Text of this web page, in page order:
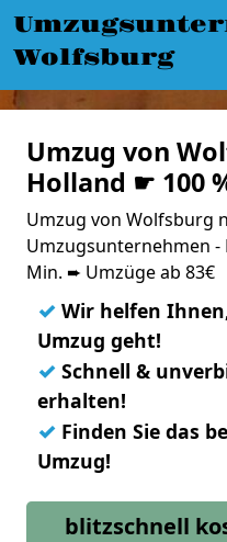
Wolfsburg
Umzug von
Holland ☛ 100
Umzug von Wolfsburg
Umzugsunternehmen -
Min. ➨ Umzüge ab 83€
✓ Wir helfen
Umzug geht!
✓ Schnell &
erhalten!
✓ Finden Sie das
Umzug!
blitzschnell